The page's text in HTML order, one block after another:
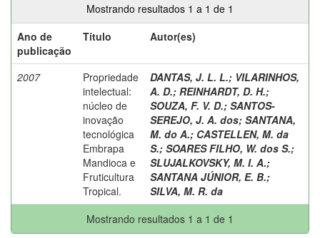
Mostrando resultados 1 a 1 de 1
Ano de
publicação
Título Autor(es)
2007
Propriedade
intelectual:
núcleo de
inovação
tecnológica
Embrapa
Mandioca e
Fruticultura
Tropical.
DANTAS, J. L. L.; VILARINHOS,
A. D.; REINHARDT, D. H.;
SOUZA, F. V. D.; SANTOS-
SEREJO, J. A. dos; SANTANA,
M. do A.; CASTELLEN, M. da
S.; SOARES FILHO, W. dos S.;
SLUJALKOVSKY, M. I. A.;
SANTANA JÚNIOR, E. B.;
SILVA, M. R. da
Mostrando resultados 1 a 1 de 1